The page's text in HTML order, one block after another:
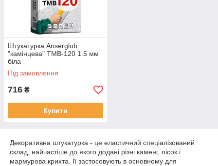
Штукатурка Anserglob
"камінцева" ТМВ-120 1.5 мм
біла
Під замовлення
716 ₴
Купити
Декоративна штукатурка - це еластичний спеціалізований
склад, найчастіше до якого додані різні камені, пісок і
мармурова крихта. Її застосовують в основному для